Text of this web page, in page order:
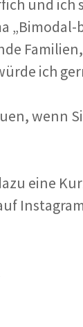
und
ich
wenn
eine